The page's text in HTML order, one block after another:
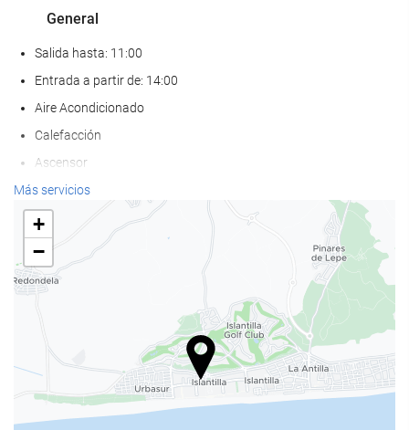
General
Salida hasta: 11:00
Entrada a partir de: 14:00
Aire Acondicionado
Calefacción
Ascensor
Frente a la playa
AAdaptado para personas con movilidad reducida
Habitaciones No fumadores
Hotel no fumadores
Bienestar
Tobogán de agua
Más servicios
+
−